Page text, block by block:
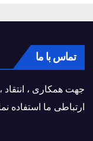
تماس با ما
جهت همکاری ، انتقاد
ارتباطی ما استفاده